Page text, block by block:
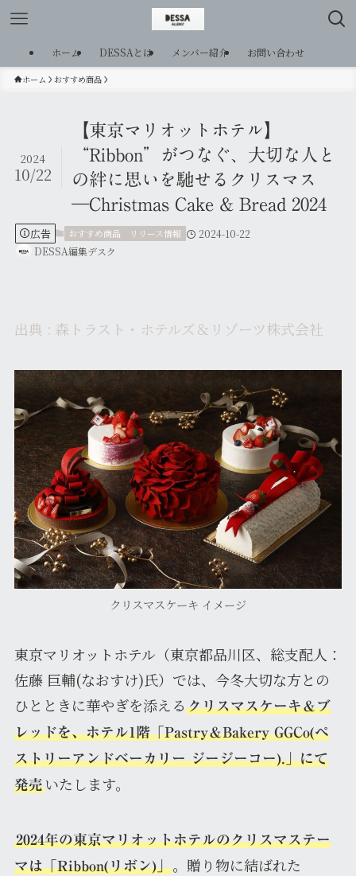
ホーム DESSAとは メンバー紹介 お問い合わせ
ホーム おすすめ商品
【東京マリオットホテル】
“Ribbon”がつなぐ、大切な人と
の絆に思いを馳せるクリスマス
―Christmas Cake & Bread 2024
2024
10/22
広告 おすすめ商品 リリース情報
2024-10-22
DESSA編集デスク
出典 : 森トラスト・ホテルズ＆リゾーツ株式会社
クリスマスケーキ イメージ
東京マリオットホテル（東京都品川区、総支配人：
佐藤 巨輔(なおすけ)氏）では、今冬大切な方との
ひとときに華やぎを添える クリスマスケーキ＆ブ
レッドを、ホテル1階「Pastry＆Bakery GGCo(ペ
ストリーアンドベーカリー ジージーコー).」にて
発売いたします。
2024年の東京マリオットホテルのクリスマステー
マは「Ribbon(リボン)」。贈り物に結ばれた